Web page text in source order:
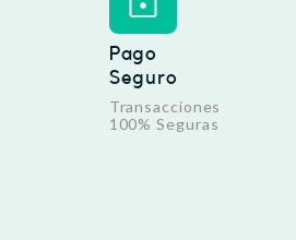
Pago
Seguro
Transacciones
100% Seguras